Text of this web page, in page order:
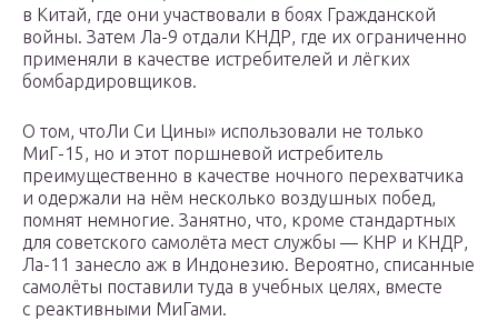
в Китай, где они участвовали в боях Гражданской
войны. Затем Ла-9 отдали КНДР, где их ограниченно
применяли в качестве истребителей и лёгких
бомбардировщиков.
О том, чтоЛи Си Цины» использовали не только
МиГ-15, но и этот поршневой истребитель
преимущественно в качестве ночного перехватчика
и одержали на нём несколько воздушных побед,
помнят немногие. Занятно, что, кроме стандартных
для советского самолёта мест службы — КНР и КНДР,
Ла-11 занесло аж в Индонезию. Вероятно, списанные
самолёты поставили туда в учебных целях, вместе
с реактивными МиГами.